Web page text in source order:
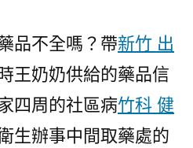
品不全嗎？帶新竹 出
王奶奶供給的藥品信
四周的社區病竹科 健
生辦事中間取藥處的